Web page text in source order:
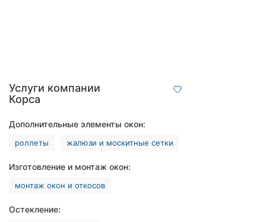
Ровно
Одесса
Услуги компании
Корса
Дополнительные элементы окон:
роллеты жалюзи и москитные сетки
Изготовление и монтаж окон:
монтаж окон и откосов
Остекление: